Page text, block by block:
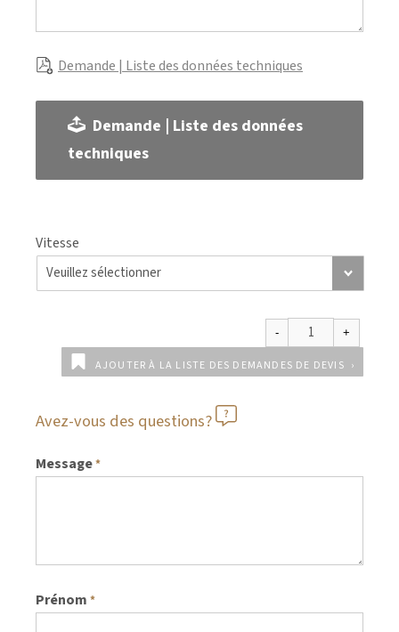
Demande | Liste des données techniques
Demande | Liste des données
techniques
Vitesse
AJOUTER À LA LISTE DES DEMANDES DE DEVIS
Avez-vous des questions?
Message*
Prénom *